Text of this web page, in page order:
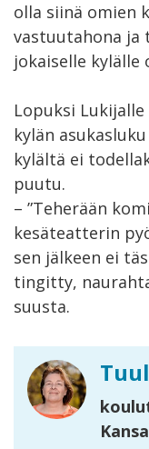
olla siinä omien
vastuutahona ja
jokaiselle
Lopuksi
kylän
kylältä ei
puutu.
– ”Teherään
kesäteatterin
sen jälkeen ei
tingitty,
suusta.